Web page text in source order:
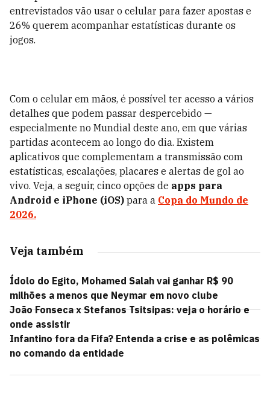
entrevistados vão usar o celular para fazer apostas e
26% querem acompanhar estatísticas durante os
jogos.
Com o celular em mãos, é possível ter acesso a vários
detalhes que podem passar despercebido —
especialmente no Mundial deste ano, em que várias
partidas acontecem ao longo do dia. Existem
aplicativos que complementam a transmissão com
estatísticas, escalações, placares e alertas de gol ao
vivo. Veja, a seguir, cinco opções de apps para
Android e iPhone (iOS) para a Copa do Mundo de
2026.
Veja também
Ídolo do Egito, Mohamed Salah vai ganhar R$ 90
milhões a menos que Neymar em novo clube
João Fonseca x Stefanos Tsitsipas: veja o horário e
onde assistir
Infantino fora da Fifa? Entenda a crise e as polêmicas
no comando da entidade